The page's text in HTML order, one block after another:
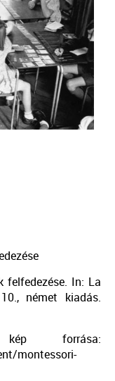
felfedezése. In: La
német kiadás.
forrása:
montessori-